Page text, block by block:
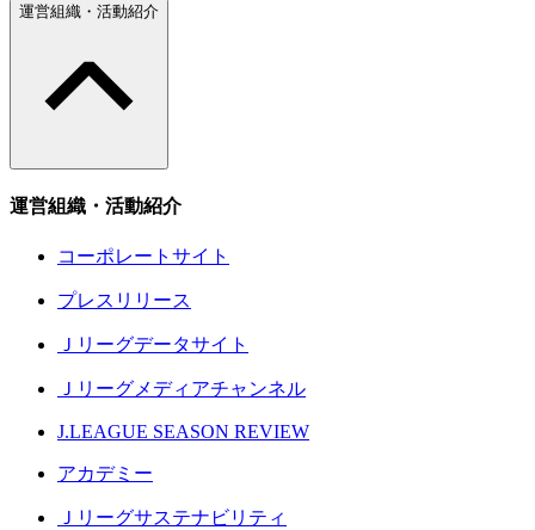
運営組織・活動紹介
運営組織・活動紹介
コーポレートサイト
プレスリリース
Ｊリーグデータサイト
Ｊリーグメディアチャンネル
J.LEAGUE SEASON REVIEW
アカデミー
Ｊリーグサステナビリティ